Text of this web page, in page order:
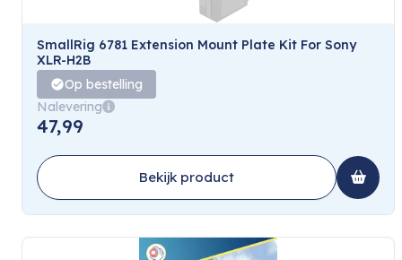
SmallRig 6781 Extension Mount Plate Kit For Sony
XLR-H2B
Op bestelling
Nalevering
47,99
Bekijk product